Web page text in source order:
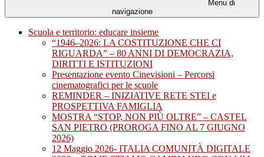
Menu di
navigazione
Scuola e territorio: educare insieme
“1946–2026: LA COSTITUZIONE CHE CI
RIGUARDA” – 80 ANNI DI DEMOCRAZIA,
DIRITTI E ISTITUZIONI
Presentazione evento Cinevisioni – Percorsi
cinematografici per le scuole
REMINDER – INIZIATIVE RETE STEI e
PROSPETTIVA FAMIGLIA
MOSTRA “STOP, NON PIÙ OLTRE” – CASTEL
SAN PIETRO (PROROGA FINO AL 7 GIUGNO
2026)
12 Maggio 2026- ITALIA COMUNITÀ DIGITALE